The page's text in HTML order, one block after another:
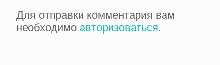
Для отправки комментария вам
необходимо авторизоваться.